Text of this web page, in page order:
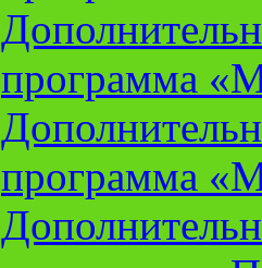
программа
программа